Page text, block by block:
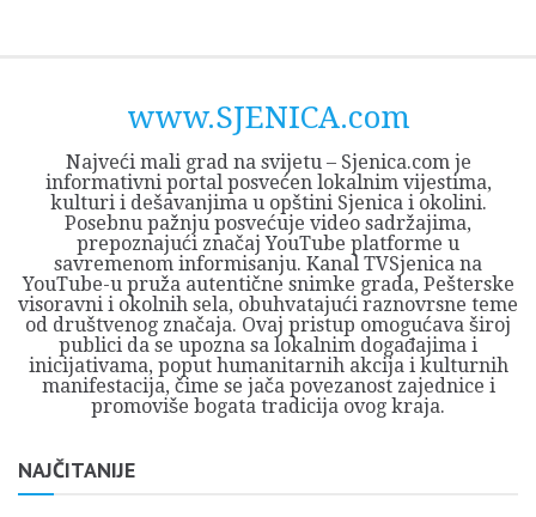
www.SJENICA.com
Najveći mali grad na svijetu – Sjenica.com je
informativni portal posvećen lokalnim vijestima,
kulturi i dešavanjima u opštini Sjenica i okolini.
Posebnu pažnju posvećuje video sadržajima,
prepoznajući značaj YouTube platforme u
savremenom informisanju. Kanal TVSjenica na
YouTube-u pruža autentične snimke grada, Pešterske
visoravni i okolnih sela, obuhvatajući raznovrsne teme
od društvenog značaja. Ovaj pristup omogućava široj
publici da se upozna sa lokalnim događajima i
inicijativama, poput humanitarnih akcija i kulturnih
manifestacija, čime se jača povezanost zajednice i
promoviše bogata tradicija ovog kraja.
NAJČITANIJE